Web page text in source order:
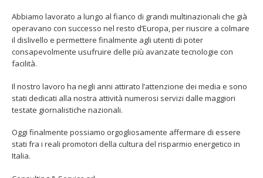
Abbiamo lavorato a lungo al fianco di grandi multinazionali che già
operavano con successo nel resto d’Europa, per riuscire a colmare
il dislivello e permettere finalmente agli utenti di poter
consapevolmente usufruire delle più avanzate tecnologie con
facilità.
Il nostro lavoro ha negli anni attirato l’attenzione dei media e sono
stati dedicati alla nostra attività numerosi servizi dalle maggiori
testate giornalistiche nazionali.
Oggi finalmente possiamo orgogliosamente affermare di essere
stati fra i reali promotori della cultura del risparmio energetico in
Italia.